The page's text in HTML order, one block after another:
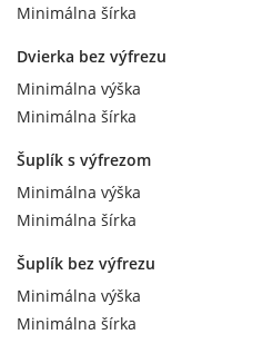
Minimálna šírka
Dvierka bez výfrezu
Minimálna výška
Minimálna šírka
Šuplík s výfrezom
Minimálna výška
Minimálna šírka
Šuplík bez výfrezu
Minimálna výška
Minimálna šírka